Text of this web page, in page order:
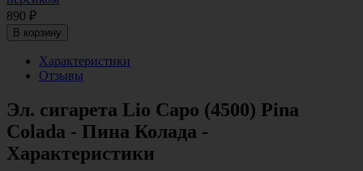
890 ₽
В корзину
Характеристики
Отзывы
Эл. сигарета Lio Capo (4500) Pina
Colada - Пина Колада -
Характеристики